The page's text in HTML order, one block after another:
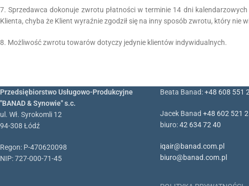
7. Sprzedawca dokonuje zwrotu płatności w terminie 14 dni
Klienta, chyba że Klient wyraźnie zgodził się na inny sposób zwrotu, który nie
8. Możliwość zwrotu towarów dotyczy jedynie klientów indywidualnych.
Przedsiębiorstwo Usługowo-Produkcyjne
"BANAD & Synowie" s.c.
ul. Wł. Syrokomli 12
94-308 Łódź
Regon: P-470620098
NIP: 727-000-71-45
Beata Banad:+48 608 551
Jacek Banad +48 602 521
biuro:42 634 72 40
iqair@banad.com.pl
biuro@banad.com.pl